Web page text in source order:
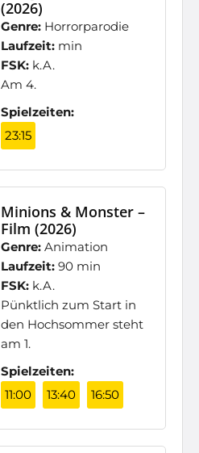
(2026)
Genre: Horrorparodie
Laufzeit: min
FSK: k.A.
Am 4.
Spielzeiten:
23:15
Minions & Monster –
Film (2026)
Genre: Animation
Laufzeit: 90 min
FSK: k.A.
Pünktlich zum Start in
den Hochsommer steht
am 1.
Spielzeiten:
11:00
13:40 16:50